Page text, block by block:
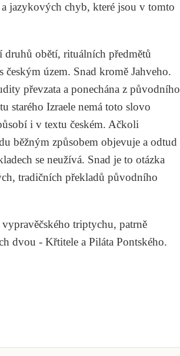
jazykových chyb, které jsou v tomto
obětí, rituálních předmětů
územ. Snad kromě Jahveho.
převzata a ponechána z původního
starého Izraele nemá toto slovo
i v textu českém. Ačkoli
běžným způsobem objevuje a odtud
se neužívá. Snad je to otázka
tradičních překladů původního
triptychu, patrně
dvou - Křtitele a Piláta Pontského.